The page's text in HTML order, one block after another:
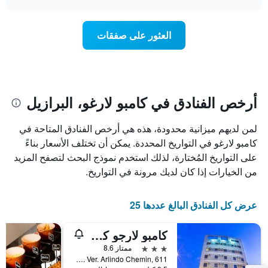
الغرفة
هذه
الليلة
الذي
عُثر
عليه
خلال
أيام
خلال
آخر
أيام
مع
التصنيف
حسب
النجوم
المخطط
1
محور
X
الذي
يعرض
العثور على صفقات
أرخص الفنادق في كامبو لارغو، البرازيل
لمن لديهم ميزانية محدودة، هذه هي أرخص الفنادق المتاحة في
كامبو لارغو في التواريخ المحددة. يمكن أن تختلف الأسعار بناءً
على التواريخ المُختارة، لذلك استخدم نموذج البحث لتصفح المزيد
من الخيارات إذا كان لديك مرونة في التواريخ.
عرض كل الفنادق البالغ عددها 25
كامبو لارجو كومفرت هوتل
3 نجوم
ممتاز 8.6
Av. Ver. Arlindo Chemin, 611, كامبو لارغو, البرازيل